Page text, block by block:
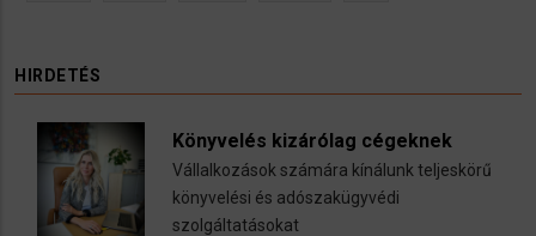
HIRDETÉS
Könyvelés kizárólag cégeknek
Vállalkozások számára kínálunk teljeskörű
könyvelési és adószakügyvédi
szolgáltatásokat